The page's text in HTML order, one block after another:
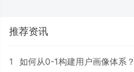
推荐资讯
1 如何从0-1构建用户画像体系？